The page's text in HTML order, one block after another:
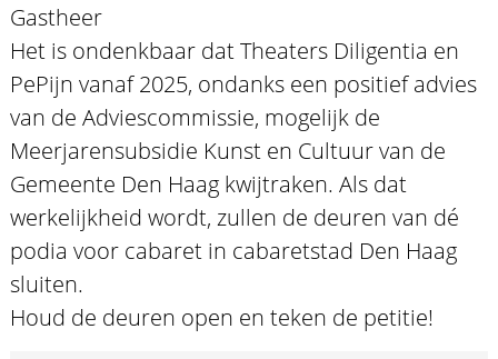
Gastheer
Het is ondenkbaar dat Theaters Diligentia en
PePijn vanaf 2025, ondanks een positief advies
van de Adviescommissie, mogelijk de
Meerjarensubsidie Kunst en Cultuur van de
Gemeente Den Haag kwijtraken. Als dat
werkelijkheid wordt, zullen de deuren van dé
podia voor cabaret in cabaretstad Den Haag
sluiten.
Houd de deuren open en teken de petitie!